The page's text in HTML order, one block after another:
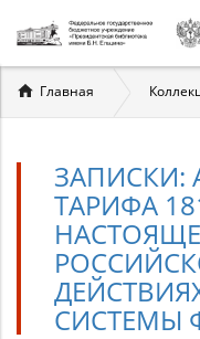
Вы
здесь
Главная
ЗАПИСКИ:
ТАРИФА
СИСТЕМЫ